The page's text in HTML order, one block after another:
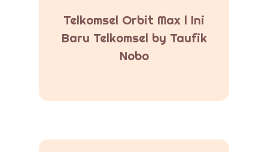
Telkomsel Orbit Max l Ini
Baru Telkomsel by Taufik
Nobo